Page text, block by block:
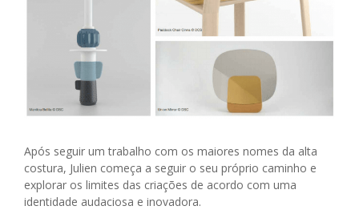
Após seguir um trabalho com os maiores nomes da alta
costura, Julien começa a seguir o seu próprio caminho e
explorar os limites das criações de acordo com uma
identidade audaciosa e inovadora.